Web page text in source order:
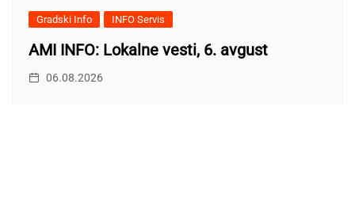
Gradski Info INFO Servis
AMI INFO: Lokalne vesti, 6. avgust
06.08.2026